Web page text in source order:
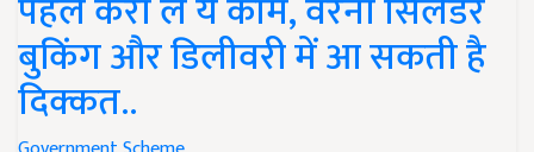
बुकिंग और डिलीवरी में आ सकती है
दिक्कत..